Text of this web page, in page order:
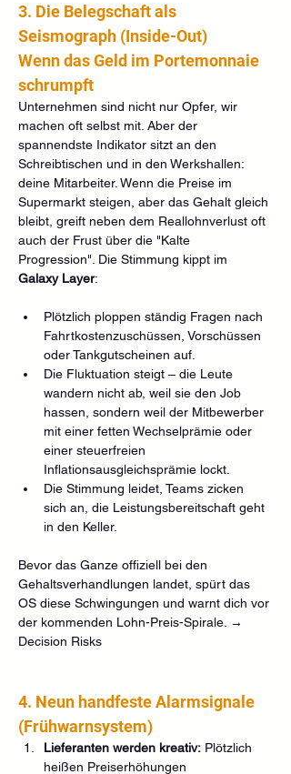
3. Die Belegschaft als
Seismograph (Inside-Out)
Wenn das Geld im Portemonnaie
schrumpft
Unternehmen sind nicht nur Opfer, wir
machen oft selbst mit. Aber der
spannendste Indikator sitzt an den
Schreibtischen und in den Werkshallen:
deine Mitarbeiter. Wenn die Preise im
Supermarkt steigen, aber das Gehalt gleich
bleibt, greift neben dem Reallohnverlust oft
auch der Frust über die "Kalte
Progression". Die Stimmung kippt im
Galaxy Layer:
Plötzlich ploppen ständig Fragen nach
Fahrtkostenzuschüssen, Vorschüssen
oder Tankgutscheinen auf.
Die Fluktuation steigt – die Leute
wandern nicht ab, weil sie den Job
hassen, sondern weil der Mitbewerber
mit einer fetten Wechselprämie oder
einer steuerfreien
Inflationsausgleichsprämie lockt.
Die Stimmung leidet, Teams zicken
sich an, die Leistungsbereitschaft geht
in den Keller.
Bevor das Ganze offiziell bei den
Gehaltsverhandlungen landet, spürt das
OS diese Schwingungen und warnt dich vor
der kommenden Lohn-Preis-Spirale. →
Decision Risks
4. Neun handfeste Alarmsignale
(Frühwarnsystem)
Lieferanten werden kreativ: Plötzlich
heißen Preiserhöhungen